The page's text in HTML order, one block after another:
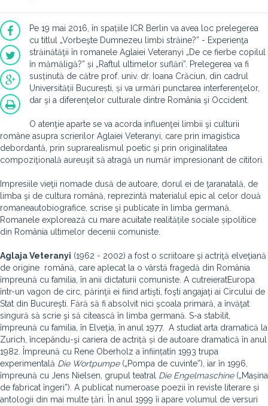
Pe 19 mai 2016, în spațiile ICR Berlin va avea loc prelegerea
cu titlul „Vorbeşte Dumnezeu limbi străine?” - Experienţa
străinătăţii în romanele Aglaiei Veteranyi „De ce fierbe copilul
în mămăligă?” și „Raftul ultime lor suflări”. Prelegerea va fi
susținută de către prof. univ. dr. Ioana Crăciun , din cadrul
Universității București, și va urmări punctarea interferenţelor,
dar şi a diferenţel or culturale dintre România şi Occident.
O atenţie aparte se va acorda influenţei limbii şi culturii
române asupra scrierilor Aglaiei Veteranyi, care prin imagistica
debordantă, prin suprarealismul poetic şi prin originalitatea
compoziţională aureuşit să atragă un număr impresionant de cititori.
Impresiile vieţii nomade dusă de autoare, dorul ei de ţaranatală de
limba şi de cultura română reprezintă materialul epic al celor două
romaneautobiografice , scrise şi publicate în limba germană.
Romanele explorează cu mare acuitate realitățile sociale șipolitice
din România ultimelor decenii comuniste.
Aglaja Veteranyi (1962 - 2002) a fost o scriitoare şi actriţă elveţiană
de origine română, care aplecat la o vârstă fragedă din România
împreună cu familia , în anii dictaturii comuniste. A cutreieratEuropa
într-un vagon de circ, părinţii ei fiind artişti, foşti angajaţi ai Circului de
Stat din Bucureşti.
Fără să fi absolvit nici şcoala primară, a învăţat
singură să scrie şi să citească în limba germană. S-a stabilit,
împreună cu familia, în Elveţia, în anul 1977. A studiat arta dramatică la
Zurich, începându-şi cariera de actriță și de autoare dramatică în anul
1982. Împreună cu Rene Oberholz a înființatîn 1993 trupa
experimentală Die Wortpumpe(„Pompa de cuvinte”), iar în 1996
împreună cu Jens Nielsen grupul teatral Die Engelmaschine(„Mașina
de fabricat îngeri”). A publicat numeroase poezii în reviste literare și
antologii din mai multe țări. În anul 1999 îi apare volumul de versuri